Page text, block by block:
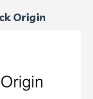
Origin